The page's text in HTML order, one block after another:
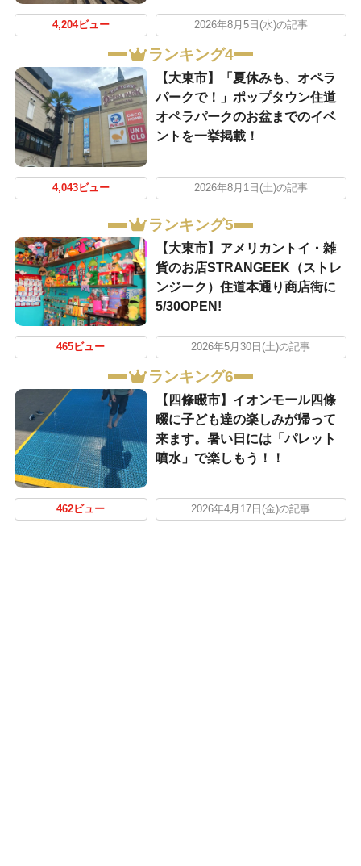
4,204ビュー 2026年8月5日(水)の記事
ランキング4
【大東市】「夏休みも、オペラ
パークで！」ポップタウン住道
オペラパークのお盆までのイベ
ントを一挙掲載！
4,043ビュー 2026年8月1日(土)の記事
ランキング5
【大東市】アメリカントイ・雑
貨のお店STRANGEEK（ストレ
ンジーク）住道本通り商店街に
5/30OPEN!
465ビュー 2026年5月30日(土)の記事
ランキング6
【四條畷市】イオンモール四條
畷に子ども達の楽しみが帰って
来ます。暑い日には「パレット
噴水」で楽しもう！！
462ビュー 2026年4月17日(金)の記事